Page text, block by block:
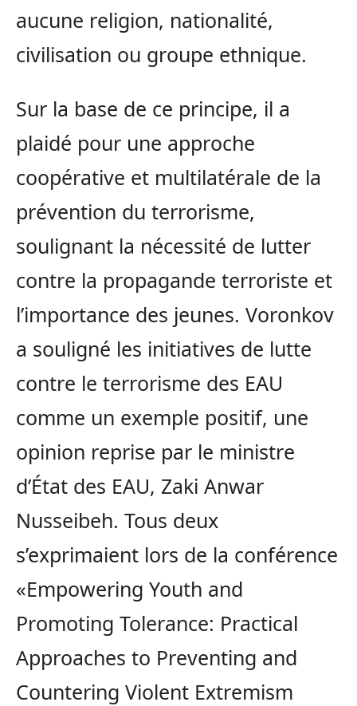
aucune religion, nationalité,
civilisation ou groupe ethnique.
Sur la base de ce principe, il a
plaidé pour une approche
coopérative et multilatérale de la
prévention du terrorisme,
soulignant la nécessité de lutter
contre la propagande terroriste et
l’importance des jeunes. Voronkov
a souligné les initiatives de lutte
contre le terrorisme des EAU
comme un exemple positif, une
opinion reprise par le ministre
d’État des EAU, Zaki Anwar
Nusseibeh. Tous deux
s’exprimaient lors de la conférence
«Empowering Youth and
Promoting Tolerance: Practical
Approaches to Preventing and
Countering Violent Extremism